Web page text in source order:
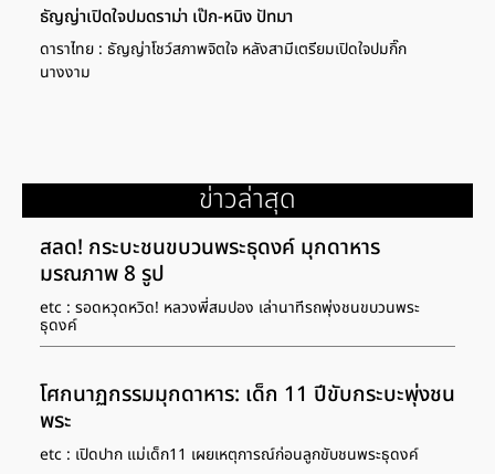
ธัญญ่าเปิดใจปมดราม่า เป๊ก-หนิง ปัทมา
ดาราไทย : ธัญญ่าโชว์สภาพจิตใจ หลังสามีเตรียมเปิดใจปมกิ๊ก
นางงาม
ข่าวล่าสุด
สลด! กระบะชนขบวนพระธุดงค์ มุกดาหาร
มรณภาพ 8 รูป
etc : รอดหวุดหวิด! หลวงพี่สมปอง เล่านาทีรถพุ่งชนขบวนพระ
ธุดงค์
โศกนาฏกรรมมุกดาหาร: เด็ก 11 ปีขับกระบะพุ่งชน
พระ
etc : เปิดปาก แม่เด็ก11 เผยเหตุการณ์ก่อนลูกขับชนพระธุดงค์